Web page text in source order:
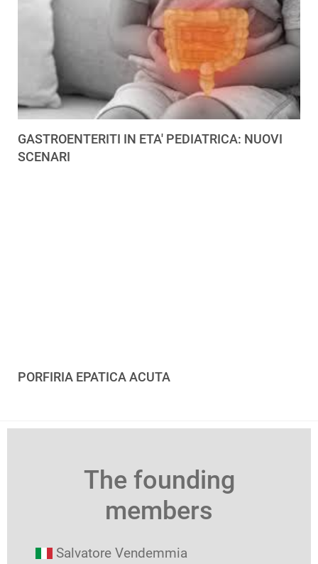
GASTROENTERITI IN ETA' PEDIATRICA: NUOVI
SCENARI
PORFIRIA EPATICA ACUTA
The founding
members
Salvatore Vendemmia